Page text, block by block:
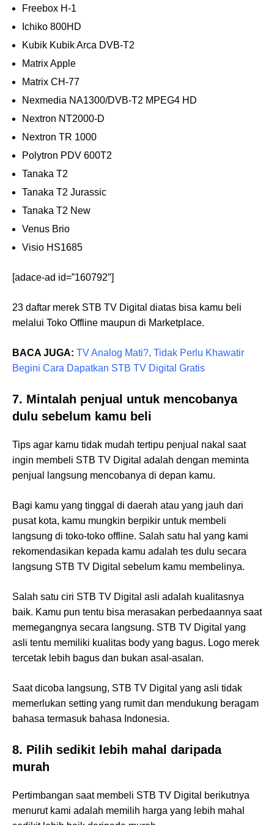
Freebox H-1
Ichiko 800HD
Kubik Kubik Arca DVB-T2
Matrix Apple
Matrix CH-77
Nexmedia NA1300/DVB-T2 MPEG4 HD
Nextron NT2000-D
Nextron TR 1000
Polytron PDV 600T2
Tanaka T2
Tanaka T2 Jurassic
Tanaka T2 New
Venus Brio
Visio HS1685
[adace-ad id=”160792″]
23 daftar merek STB TV Digital diatas bisa kamu beli
melalui Toko Offline maupun di Marketplace.
BACA JUGA: TV Analog Mati?, Tidak Perlu Khawatir
Begini Cara Dapatkan STB TV Digital Gratis
7. Mintalah penjual untuk mencobanya
dulu sebelum kamu beli
Tips agar kamu tidak mudah tertipu penjual nakal saat
ingin membeli STB TV Digital adalah dengan meminta
penjual langsung mencobanya di depan kamu.
Bagi kamu yang tinggal di daerah atau yang jauh dari
pusat kota, kamu mungkin berpikir untuk membeli
langsung di toko-toko offline. Salah satu hal yang kami
rekomendasikan kepada kamu adalah tes dulu secara
langsung STB TV Digital sebelum kamu membelinya.
Salah satu ciri STB TV Digital asli adalah kualitasnya
baik. Kamu pun tentu bisa merasakan perbedaannya saat
memegangnya secara langsung. STB TV Digital yang
asli tentu memiliki kualitas body yang bagus. Logo merek
tercetak lebih bagus dan bukan asal-asalan.
Saat dicoba langsung, STB TV Digital yang asli tidak
memerlukan setting yang rumit dan mendukung beragam
bahasa termasuk bahasa Indonesia.
8. Pilih sedikit lebih mahal daripada
murah
Pertimbangan saat membeli STB TV Digital berikutnya
menurut kami adalah memilih harga yang lebih mahal